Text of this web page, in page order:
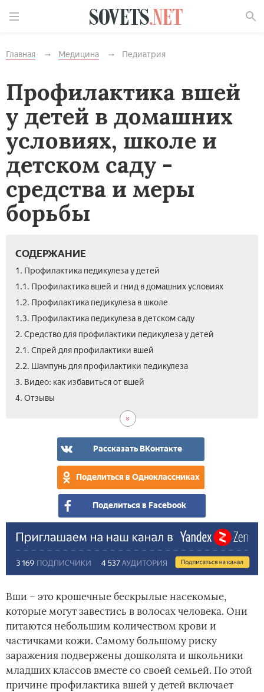
Главная Медицина Педиатрия
Профилактика вшей
у детей в домашних
условиях, школе и
детском саду -
средства и меры
борьбы
СОДЕРЖАНИЕ
1. Профилактика педикулеза у детей
1.1. Профилактика вшей и гнид в домашних условиях
1.2. Профилактика педикулеза в школе
1.3. Профилактика педикулеза в детском саду
2. Средство для профилактики педикулеза у детей
2.1. Спрей для профилактики вшей
2.2. Шампунь для профилактики педикулеза
3. Видео: как избавиться от вшей
4. Отзывы
Рассказать ВКонтакте
Поделиться в Одноклассниках
Поделиться в Facebook
Вши – это крошечные бескрылые насекомые,
которые могут завестись в волосах человека. Они
питаются небольшим количеством крови и
частичками кожи. Самому большому риску
заражения подвержены дошколята и школьники
младших классов вместе со своей семьей. По этой
причине профилактика вшей у детей включает